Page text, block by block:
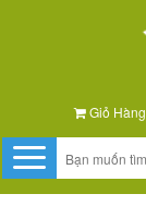
Giỏ Hàng